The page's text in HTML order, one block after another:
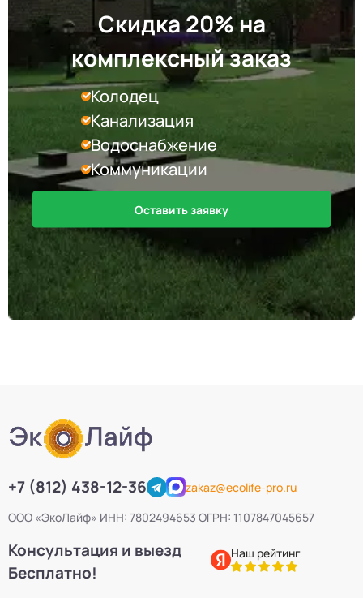
Скидка 20% на
комплексный заказ
Колодец
Канализация
Водоснабжение
Коммуникации
Оставить заявку
+7 (812) 438-12-36
zakaz@ecolife-pro.ru
ООО «ЭкоЛайф» ИНН: 7802494653 ОГРН: 1107847045657
Консультация и выезд
Бесплатно!
Наш рейтинг